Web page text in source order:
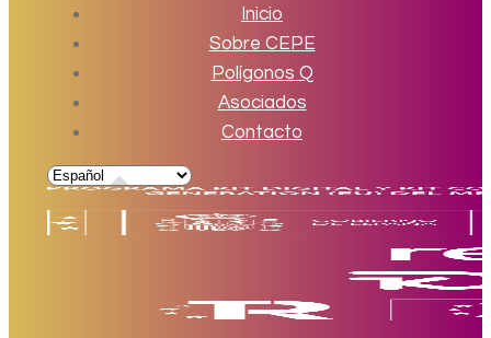
Inicio
Sobre CEPE
Polígonos Q
Asociados
Contacto